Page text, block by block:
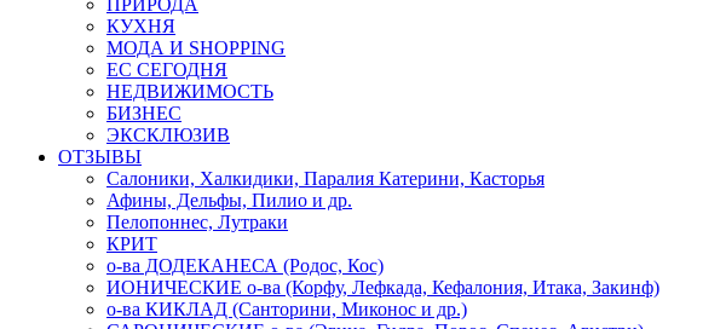
ПРИРОДА
КУХНЯ
МОДА И SHOPPING
ЕС СЕГОДНЯ
НЕДВИЖИМОСТЬ
БИЗНЕС
ЭКСКЛЮЗИВ
ОТЗЫВЫ
Салоники, Халкидики, Паралия Катерини, Касторья
Афины, Дельфы, Пилио и др.
Пелопоннес, Лутраки
КРИТ
о-ва ДОДЕКАНЕСА (Родос, Кос)
ИОНИЧЕСКИЕ о-ва (Корфу, Лефкада, Кефалония, Итака, Закинф)
о-ва КИКЛАД (Санторини, Миконос и др.)